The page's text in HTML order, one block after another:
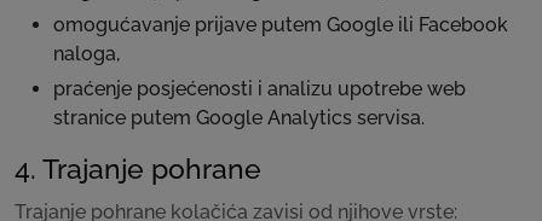
omogućavanje prijave putem Google ili Facebook
naloga,
praćenje posjećenosti i analizu upotrebe web
stranice putem Google Analytics servisa.
4. Trajanje pohrane
Trajanje pohrane kolačića zavisi od njihove vrste: